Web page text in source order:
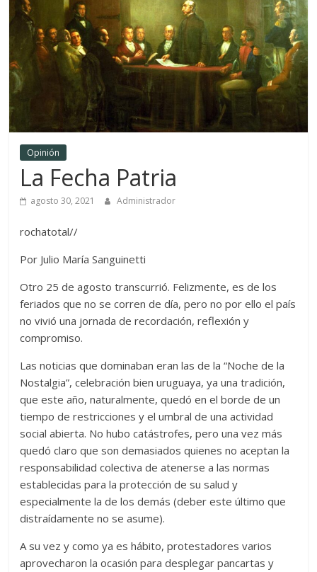
Opinión
La Fecha Patria
agosto 30, 2021 Administrador
rochatotal//
Por Julio María Sanguinetti
Otro 25 de agosto transcurrió. Felizmente, es de los
feriados que no se corren de día, pero no por ello el país
no vivió una jornada de recordación, reflexión y
compromiso.
Las noticias que dominaban eran las de la “Noche de la
Nostalgia”, celebración bien uruguaya, ya una tradición,
que este año, naturalmente, quedó en el borde de un
tiempo de restricciones y el umbral de una actividad
social abierta. No hubo catástrofes, pero una vez más
quedó claro que son demasiados quienes no aceptan la
responsabilidad colectiva de atenerse a las normas
establecidas para la protección de su salud y
especialmente la de los demás (deber este último que
distraídamente no se asume).
A su vez y como ya es hábito, protestadores varios
aprovecharon la ocasión para desplegar pancartas y